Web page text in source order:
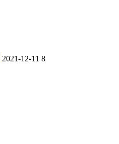
2021-12-11 8